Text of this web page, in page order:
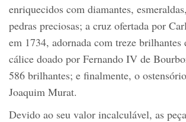
enriquecidos com diamantes,
pedras preciosas; a cruz ofertada por
em 1734, adornada com treze brilhantes
cálice doado por Fernando IV de
586 brilhantes; e finalmente, o
Joaquim Murat.
Devido ao seu valor incalculável, as